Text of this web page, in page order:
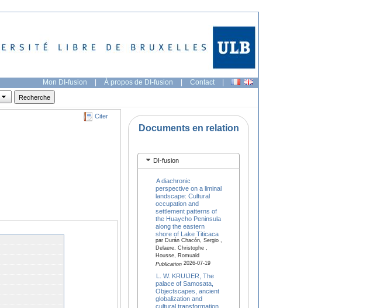
Mon DI-fusion | À propos de DI-fusion | Contact |
Citer
Documents en relation
DI-fusion
A diachronic
perspective on a liminal
landscape: Cultural
occupation and
settlement patterns of
the Huaycho Peninsula
along the eastern
shore of Lake Titicaca
par Durán Chacón, Sergio ,
Delaere, Christophe ,
Housse, Romuald
Publication2026-07-19
L. W. KRUIJER, The
palace of Samosata,
Objectscapes, ancient
globalization and
cultural transformation